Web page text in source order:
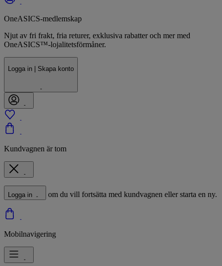
OneASICS-medlemskap
Njut av fri frakt, fria returer, exklusiva rabatter och mer med
OneASICS™-lojalitetsförmåner.
Logga in | Skapa konto
Kundvagnen är tom
Logga in om du vill fortsätta med kundvagnen eller starta en ny.
Mobilnavigering